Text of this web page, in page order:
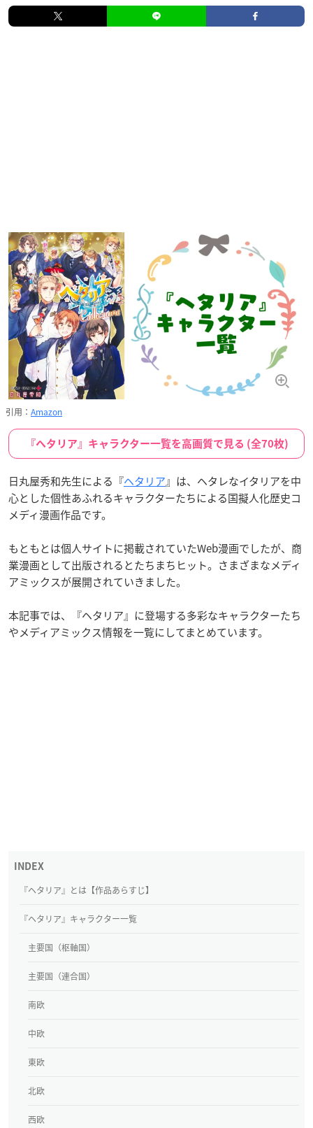
引用： Amazon
『ヘタリア』キャラクター一覧を高画質で見る (全70枚)
日丸屋秀和先生による『ヘタリア』は、ヘタレなイタリアを中
心とした個性あふれるキャラクターたちによる国擬人化歴史コ
メディ漫画作品です。
もともとは個人サイトに掲載されていたWeb漫画でしたが、商
業漫画として出版されるとたちまちヒット。さまざまなメディ
アミックスが展開されていきました。
本記事では、『ヘタリア』に登場する多彩なキャラクターたち
やメディアミックス情報を一覧にしてまとめています。
『ヘタリア』とは【作品あらすじ】
『ヘタリア』キャラクター一覧
主要国（枢軸国）
主要国（連合国）
南欧
中欧
東欧
北欧
西欧